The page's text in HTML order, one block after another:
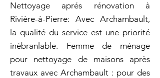
Nettoyage aprés rénovation à
Rivière-à-Pierre: Avec Archambault,
la qualité du service est une priorité
inébranlable. Femme de ménage
pour nettoyage de maisons après
travaux avec Archambault : pour des